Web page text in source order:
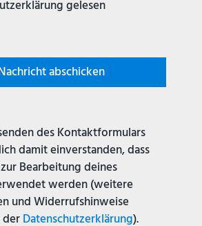
gelesen
abschicken
des Kontaktformulars
damit einverstanden, dass
Bearbeitung deines
werden (weitere
und Widerrufshinweise
Datenschutzerklärung).